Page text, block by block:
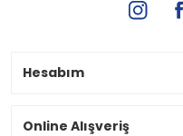
Hesabım
Online Alışveriş